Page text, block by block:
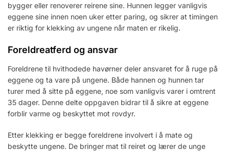
bygger eller renoverer reirene sine. Hunnen legger vanligvis
eggene sine innen noen uker etter paring, og sikrer at timingen
er riktig for klekking av ungene når maten er rikelig.
Foreldreatferd og ansvar
Foreldrene til hvithodede havørner deler ansvaret for å ruge på
eggene og ta vare på ungene. Både hannen og hunnen tar
turer med å sitte på eggene, noe som vanligvis varer i omtrent
35 dager. Denne delte oppgaven bidrar til å sikre at eggene
forblir varme og beskyttet mot rovdyr.
Etter klekking er begge foreldrene involvert i å mate og
beskytte ungene. De bringer mat til reiret og lærer de unge